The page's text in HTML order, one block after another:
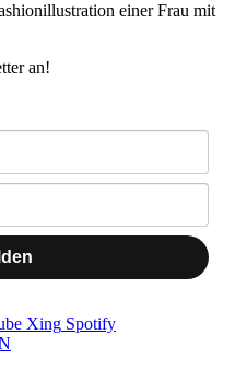
einer Frau mit
an!
Xing Spotify